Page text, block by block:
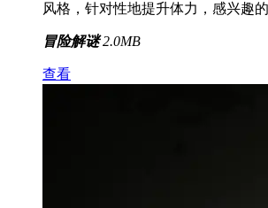
风格，针对性地提升体力，感兴趣
冒险解谜 2.0MB
查看